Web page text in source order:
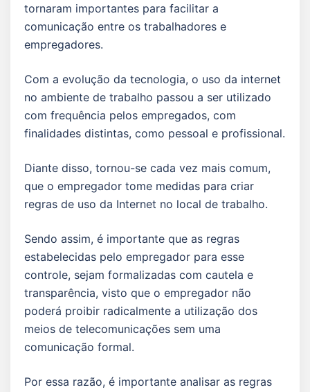
tornaram importantes para facilitar a
comunicação entre os trabalhadores e
empregadores.
Com a evolução da tecnologia, o uso da internet
no ambiente de trabalho passou a ser utilizado
com frequência pelos empregados, com
finalidades distintas, como pessoal e profissional.
Diante disso, tornou-se cada vez mais comum,
que o empregador tome medidas para criar
regras de uso da Internet no local de trabalho.
Sendo assim, é importante que as regras
estabelecidas pelo empregador para esse
controle, sejam formalizadas com cautela e
transparência, visto que o empregador não
poderá proibir radicalmente a utilização dos
meios de telecomunicações sem uma
comunicação formal.
Por essa razão, é importante analisar as regras